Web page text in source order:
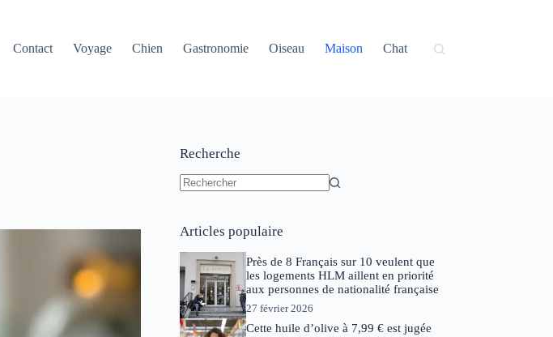
Contact Voyage Chien Gastronomie Oiseau Maison Chat
Recherche
Articles populaire
Près de 8 Français sur 10 veulent que
les logements HLM aillent en priorité
aux personnes de nationalité française
27 février 2026
Cette huile d’olive à 7,99 € est jugée